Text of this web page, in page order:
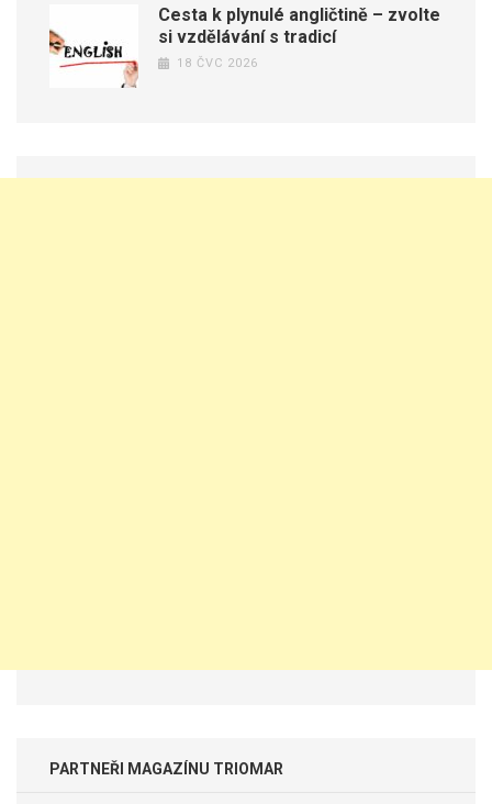
Cesta k plynulé angličtině – zvolte
si vzdělávání s tradicí
18 ČVC 2026
PARTNEŘI MAGAZÍNU TRIOMAR